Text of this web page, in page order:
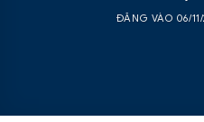
ĐĂNG VÀO 06/